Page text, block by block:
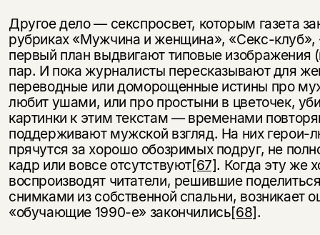
Другое дело — секспросвет, которым газета
рубриках «Мужчина и женщина», «Секс-
первый план выдвигают типовые изображения
пар. И пока журналисты пересказывают для
переводные или доморощенные истины про
любит ушами, или про простыни в цветочек,
картинки к этим текстам — временами
поддерживают мужской взгляд. На них герои-
прячутся за хорошо обозримых подруг, не
кадр или вовсе отсутствуют[67]. Когда эту же
воспроизводят читатели, решившие
снимками из собственной спальни, возникает
«обучающие 1990-е» закончились[68].